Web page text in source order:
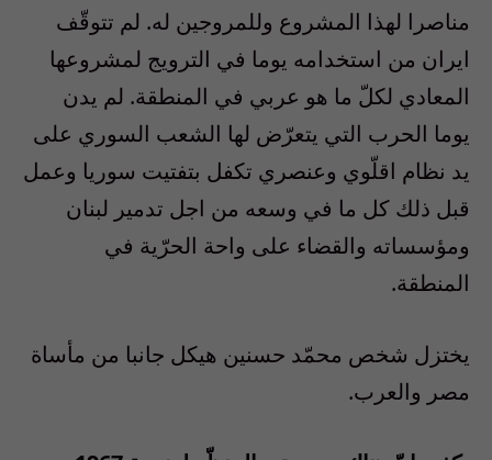
مناصرا لهذا المشروع وللمروجين له. لم تتوقّف
ايران من استخدامه يوما في الترويج لمشروعها
المعادي لكلّ ما هو عربي في المنطقة. لم يدن
يوما الحرب التي يتعرّض لها الشعب السوري على
يد نظام اقلّوي وعنصري تكفل بتفتيت سوريا وعمل
قبل ذلك كل ما في وسعه من اجل تدمير لبنان
ومؤسساته والقضاء على واحة الحرّية في
المنطقة.
يختزل شخص محمّد حسنين هيكل جانبا من مأساة
مصر والعرب.